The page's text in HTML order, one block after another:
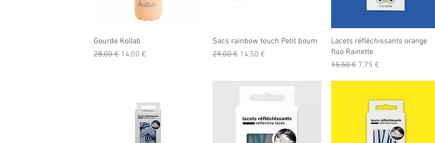
Aperçu rapide
Gourde Kollab
Prix original
28,00 € Prix promotionnel
14,00 €
Aperçu rapide
Sacs rainbow touch Petit boum
Prix original
29,00 € Prix promotionnel
14,50 €
Aperçu rapide
Lacets réfléchissants orange
fluo Rainette
Prix original
15,50 € Prix promotionnel
7,75 €